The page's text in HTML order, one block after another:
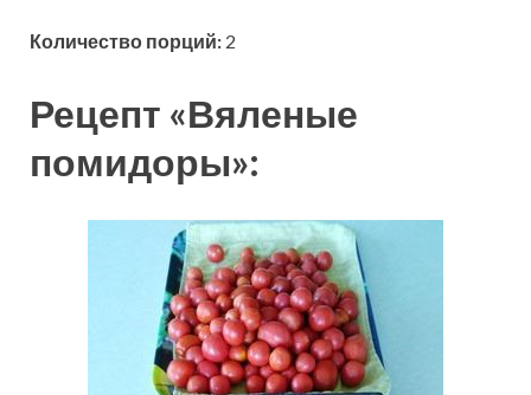
Количество порций: 2
Рецепт «Вяленые
помидоры»: